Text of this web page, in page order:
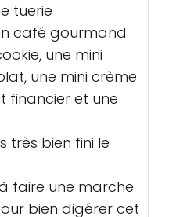
tuerie
café gourmand
une mini
une mini crème
financier et une
très bien fini le
faire une marche
bien digérer cet